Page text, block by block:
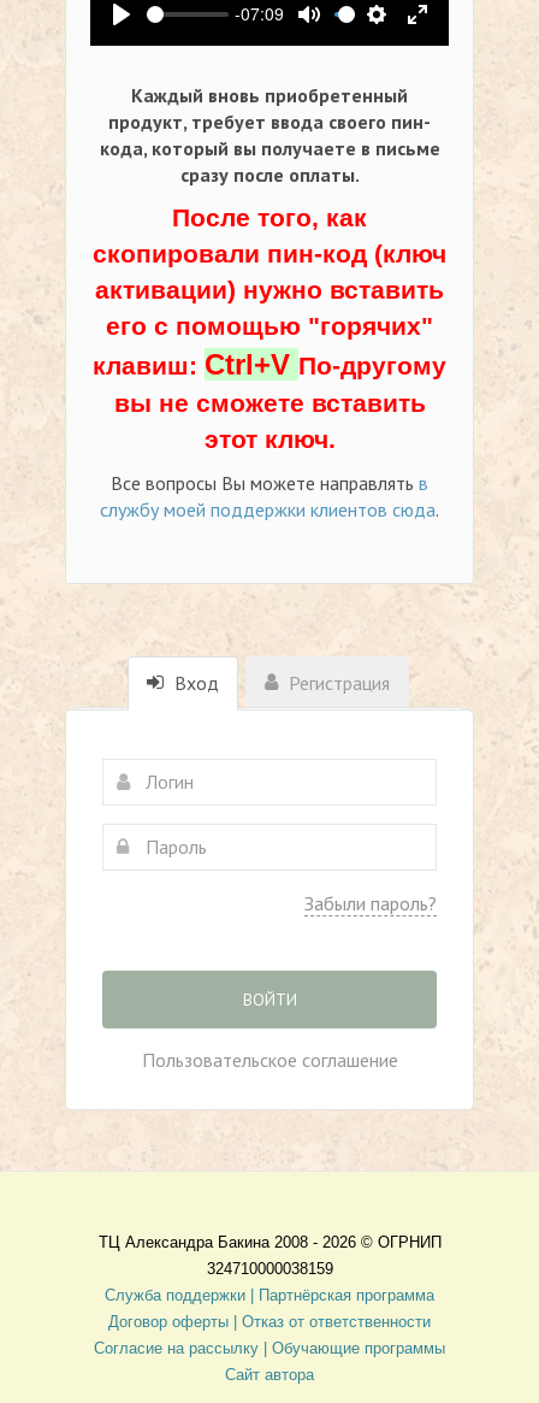
Воспроизвести
-07:09
Выключить звук
Настройки
На весь
Каждый вновь приобретенный
продукт, требует ввода своего пин-
кода, который вы получаете в письме
сразу после оплаты.
После того, как
скопировали пин-код (ключ
активации) нужно вставить
его с помощью "горячих"
клавиш: Ctrl+V По-другому
вы не сможете вставить
этот ключ.
Все вопросы Вы можете направлять в
службу моей поддержки клиентов сюда.
Вход Регистрация
Забыли пароль?
ВОЙТИ
Пользовательское соглашение
ТЦ Александра Бакина 2008 - 2026 © ОГРНИП
324710000038159
Служба поддержки |
Партнёрская программа
Договор оферты
| Отказ от ответственности
Согласие на рассылку | Обучающие программы
Сайт автора